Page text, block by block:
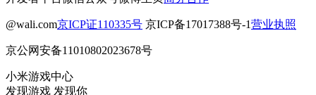
@wali.com京ICP证110335号 京ICP备17017388号-1营业执照
京公网安备11010802023678号
小米游戏中心
发现游戏 发现你